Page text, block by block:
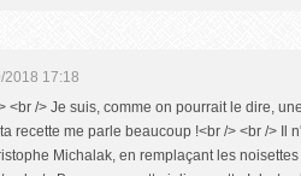
2018 17:18
<br /> Je suis, comme on pourrait le dire,
recette me parle beaucoup !<br /> <br /> Il
Michalak, en remplaçant les